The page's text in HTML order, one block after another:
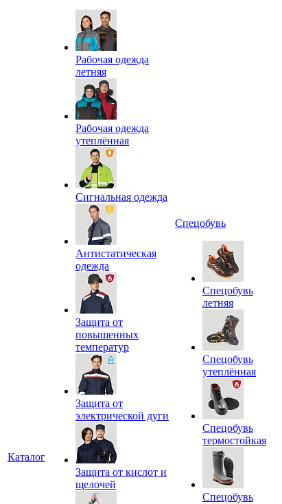
Каталог
Рабочая одежда
летняя
Рабочая одежда
утеплённая
Сигнальная одежда
Антистатическая
одежда
Защита от
повышенных
температур
Защита от
электрической дуги
Защита от кислот и
щелочей
Спецобувь
Спецобувь
летняя
Спецобувь
утеплённая
Спецобувь
термостойкая
Спецобувь